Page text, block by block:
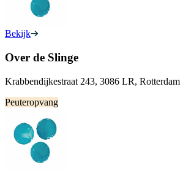
Bekijk
Over de Slinge
Krabbendijkestraat 243, 3086 LR, Rotterdam
Peuteropvang